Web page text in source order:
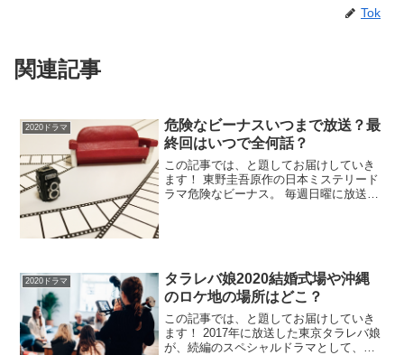
Tok
関連記事
2020ドラマ
危険なビーナスいつまで放送？最
終回はいつで全何話？
この記事では、と題してお届けしていき
ます！ 東野圭吾原作の日本ミステリード
ラマ危険なビーナス。 毎週日曜に放送さ
2020ドラマ
タラレバ娘2020結婚式場や沖縄
のロケ地の場所はどこ？
この記事では、と題してお届けしていき
ます！ 2017年に放送した東京タラレバ娘
が、続編のスペシャルドラマとして、帰